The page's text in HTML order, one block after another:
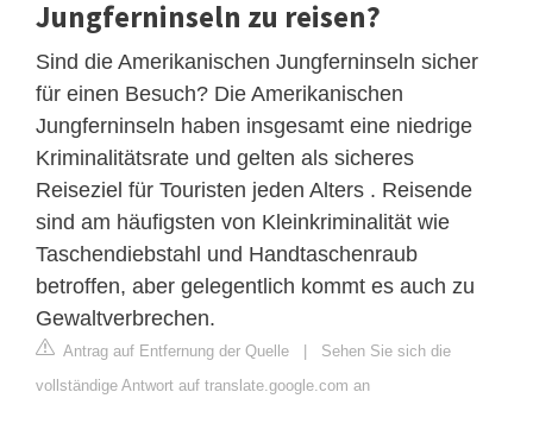
Jungferninseln zu reisen?
Sind die Amerikanischen Jungferninseln sicher
für einen Besuch? Die Amerikanischen
Jungferninseln haben insgesamt eine niedrige
Kriminalitätsrate und gelten als sicheres
Reiseziel für Touristen jeden Alters . Reisende
sind am häufigsten von Kleinkriminalität wie
Taschendiebstahl und Handtaschenraub
betroffen, aber gelegentlich kommt es auch zu
Gewaltverbrechen.
Antrag auf Entfernung der Quelle
Sehen Sie sich die
vollständige Antwort auf translate.google.com an